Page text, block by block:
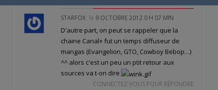
STARFOX le 9 OCTOBRE 2012 0 H 07 MIN
D'autre part, on peut se rappeler que la
chaine Canal+ fut un temps diffuseur de
mangas (Evangelion, GTO, Cowboy Bebop…)
^^ alors c'est un peu un ptit retour aux
sources va t-on dire
CONNECTEZ-VOUS POUR RÉPONDRE